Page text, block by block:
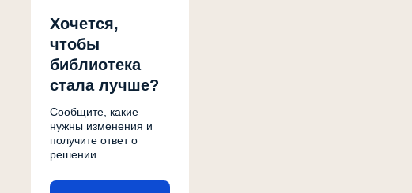
Хочется,
чтобы
библиотека
стала лучше?
Сообщите, какие
нужны изменения и
получите ответ о
решении